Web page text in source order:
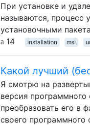
При установке и
называются, процесс
установочными
14
installation msi
Какой лучший
Я смотрю на
версия программного
преобразовать его в
своего программного